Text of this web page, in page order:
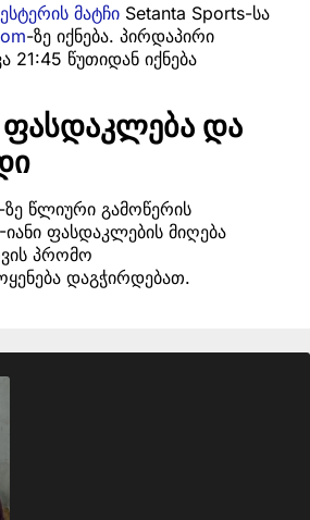
მატჩი Setanta Sports-სა
-ზე იქნება. პირდაპირი
21:45 წუთიდან იქნება
და
-ზე წლიური გამოწერის
ფასდაკლების მიღება
პრომო
დაგჭირდებათ.